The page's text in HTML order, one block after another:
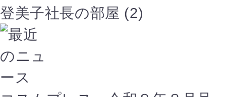
登美子社長の部屋 (2)